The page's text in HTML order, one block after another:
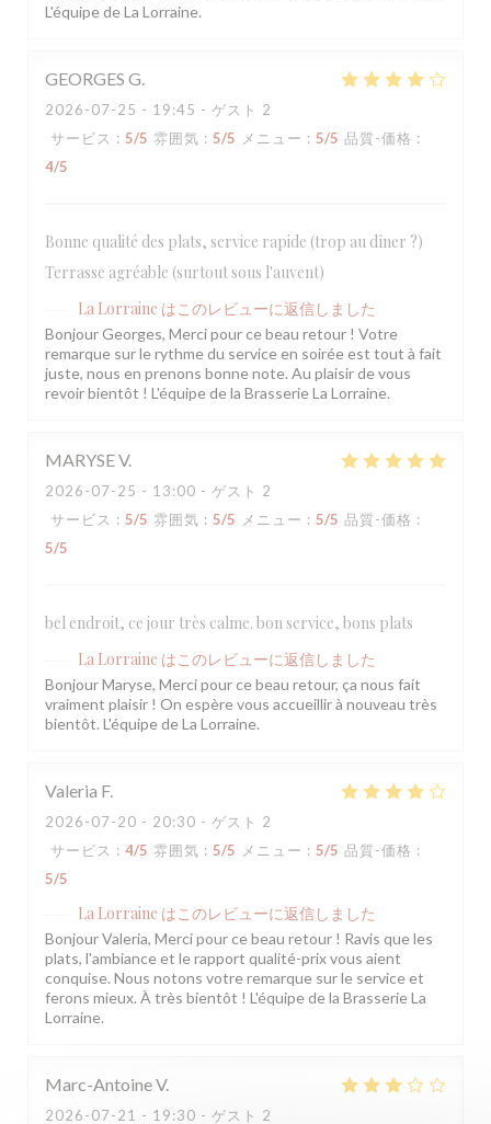
L'équipe de La Lorraine.
GEORGES G
2026-07-25 - 19:45 - ゲスト 2
サービス : 5/5 雰囲気 : 5/5 メニュー : 5/5 品質-価格 :
4/5
Bonne qualité des plats, service rapide (trop au dîner ?)
Terrasse agréable (surtout sous l'auvent)
La Lorraine はこのレビューに返信しました
Bonjour Georges, Merci pour ce beau retour ! Votre
remarque sur le rythme du service en soirée est tout à fait
juste, nous en prenons bonne note. Au plaisir de vous
revoir bientôt ! L'équipe de la Brasserie La Lorraine.
MARYSEV
2026-07-25 - 13:00 - ゲスト 2
サービス : 5/5 雰囲気 : 5/5 メニュー : 5/5 品質-価格 :
5/5
bel endroit, ce jour très calme. bon service, bons plats
La Lorraine はこのレビューに返信しました
Bonjour Maryse, Merci pour ce beau retour, ça nous fait
vraiment plaisir ! On espère vous accueillir à nouveau très
bientôt. L'équipe de La Lorraine.
Valeria F
2026-07-20 - 20:30 - ゲスト 2
サービス : 4/5 雰囲気 : 5/5 メニュー : 5/5 品質-価格 :
5/5
La Lorraine はこのレビューに返信しました
Bonjour Valeria, Merci pour ce beau retour ! Ravis que les
plats, l'ambiance et le rapport qualité-prix vous aient
conquise. Nous notons votre remarque sur le service et
ferons mieux. À très bientôt ! L'équipe de la Brasserie La
Lorraine.
Marc-AntoineV
2026-07-21 - 19:30 - ゲスト 2